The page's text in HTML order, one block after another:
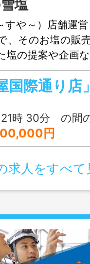
塩
すや～）店舗
、そのお塩の販
の提案や企
な
話連絡の上、
て下さい。 書
たしま
更なし（本人希
30分 の間
円
求人をすべて